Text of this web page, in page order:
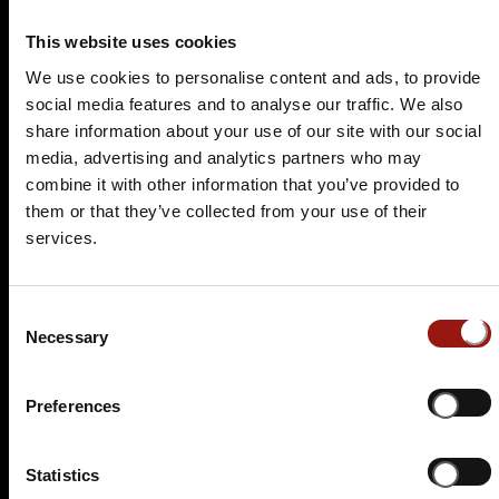
This website uses cookies
We use cookies to personalise content and ads, to provide
social media features and to analyse our traffic. We also
share information about your use of our site with our social
media, advertising and analytics partners who may
combine it with other information that you’ve provided to
them or that they’ve collected from your use of their
services.
Selection
Necessary
Preferences
Statistics
Landgasthof "Zur Goldenen Aue"
Nordhäuser Str. 63
99734 Nordhausen
Auf der Karte anzeigen
89,90 €
Krimidinner Nordhausen –
Ein spannender Abend im
Landgasthof zur Goldenen